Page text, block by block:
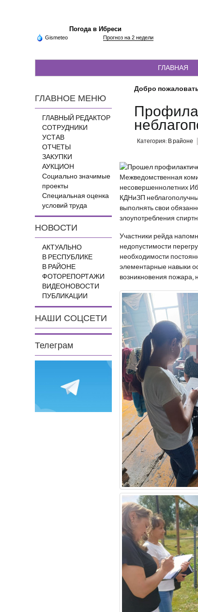
Погода в Ибреси
Gismeteo Прогноз на 2 недели
ГЛАВНАЯ
ГЛАВНОЕ МЕНЮ
ГЛАВНЫЙ РЕДАКТОР
СОТРУДНИКИ
УСТАВ
ОТЧЕТЫ
ЗАКУПКИ
АУКЦИОН
Социально значимые
проекты
Специальная оценка
условий труда
НОВОСТИ
АКТУАЛЬНО
В РЕСПУБЛИКЕ
В РАЙОНЕ
ФОТОРЕПОРТАЖИ
ВИДЕОНОВОСТИ
ПУБЛИКАЦИИ
НАШИ СОЦСЕТИ
Телеграм
Добро
Категория: В районе
Межведомственная
несовершеннолетних
КДНиЗП
выполнять свои
злоупотребления
Участники рейда
недопустимости
необходимости
элементарные навыки
возникновения пожара,